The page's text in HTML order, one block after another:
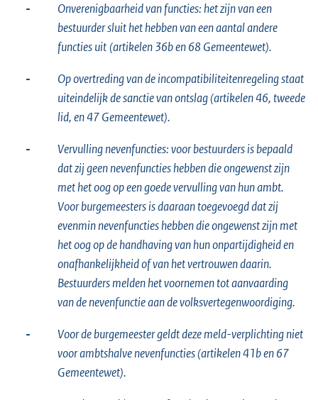
-
Onverenigbaarheid van functies: het zijn van een
bestuurder sluit het hebben van een aantal andere
functies uit (artikelen 36b en 68 Gemeentewet).
-
Op overtreding van de incompatibiliteitenregeling staat
uiteindelijk de sanctie van ontslag (artikelen 46, tweede
lid, en 47 Gemeentewet).
-
Vervulling nevenfuncties: voor bestuurders is bepaald
dat zij geen nevenfuncties hebben die ongewenst zijn
met het oog op een goede vervulling van hun ambt.
Voor burgemeesters is daaraan toegevoegd dat zij
evenmin nevenfuncties hebben die ongewenst zijn met
het oog op de handhaving van hun onpartijdigheid en
onafhankelijkheid of van het vertrouwen daarin.
Bestuurders melden het voornemen tot aanvaarding
van de nevenfunctie aan de volksvertegenwoordiging.
-
Voor de burgemeester geldt deze meld-verplichting niet
voor ambtshalve nevenfuncties (artikelen 41b en 67
Gemeentewet).